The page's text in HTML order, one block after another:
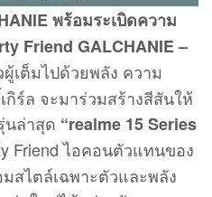
พร้อมระเบิดความ
Friend GALCHANIE –
เต็มไปด้วยพลัง ความ
ร์ล จะมาร่วมสร้างสีสันให้
นล่าสุด “realme 15 Series
Friend ไอคอนตัวแทนของ
สไตล์เฉพาะตัวและพลัง